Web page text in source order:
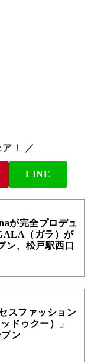
！ ／
LINE
が完全プロデュ
（ガラ）が
ン、松戸駅西口
スファッション
ドゥクー）」
ン